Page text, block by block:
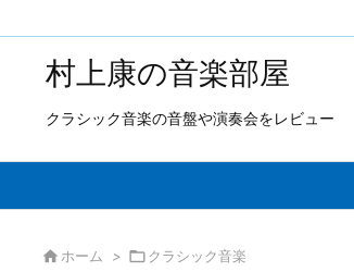
村上康の音楽部屋
クラシック音楽の音盤や演奏会をレビュー
 ホーム > クラシック音楽